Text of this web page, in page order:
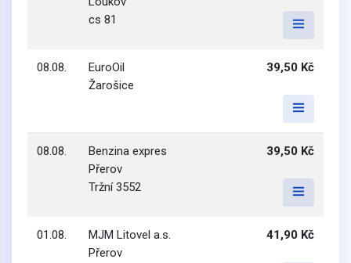
cs 81
08.08.
EuroOil
Žarošice
39,50 Kč
08.08.
Benzina expres
Přerov
Tržní 3552
39,50 Kč
01.08.
MJM Litovel a.s.
Přerov
41,90 Kč